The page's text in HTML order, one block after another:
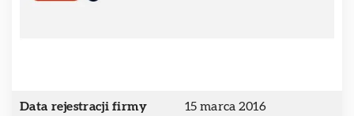
Data rejestracji firmy 15 marca 2016